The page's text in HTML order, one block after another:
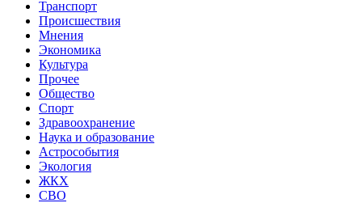
Транспорт
Происшествия
Мнения
Экономика
Культура
Прочее
Общество
Спорт
Здравоохранение
Наука и образование
Астрособытия
Экология
ЖКХ
СВО